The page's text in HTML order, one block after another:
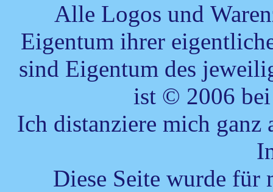
Alle Logos und
Eigentum ihrer
sind Eigentum des
ist © 2006 bei
Ich distanziere mich
Diese Seite wurde für